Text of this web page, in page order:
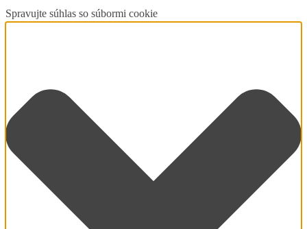
Spravujte súhlas so súbormi cookie